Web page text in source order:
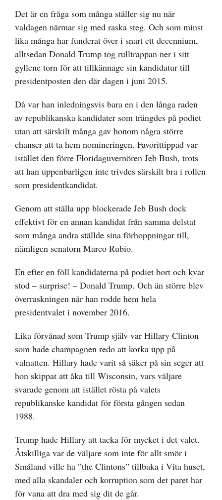
Det är en fråga som många ställer sig nu när
valdagen närmar sig med raska steg. Och som minst
lika många har funderat över i snart ett decennium,
alltsedan Donald Trump tog rulltrappan ner i sitt
gyllene torn för att tillkännage sin kandidatur till
presidentposten den där dagen i juni 2015.
Då var han inledningsvis bara en i den långa raden
av republikanska kandidater som trängdes på podiet
utan att särskilt många gav honom några större
chanser att ta hem nomineringen. Favorittippad var
istället den förre Floridaguvernören Jeb Bush, trots
att han uppenbarligen inte trivdes särskilt bra i rollen
som presidentkandidat.
Genom att ställa upp blockerade Jeb Bush dock
effektivt för en annan kandidat från samma delstat
som många andra ställde sina förhoppningar till,
nämligen senatorn Marco Rubio.
En efter en föll kandidaterna på podiet bort och kvar
stod – surprise! – Donald Trump. Och än större blev
överraskningen när han rodde hem hela
presidentvalet i november 2016.
Lika förvånad som Trump själv var Hillary Clinton
som hade champagnen redo att korka upp på
valnatten. Hillary hade varit så säker på sin seger att
hon skippat att åka till Wisconsin, vars väljare
svarade genom att istället rösta på valets
republikanske kandidat för första gången sedan
1988.
Trump hade Hillary att tacka för mycket i det valet.
Åtskilliga var de väljare som inte för allt smör i
Småland ville ha ”the Clintons” tillbaka i Vita huset,
med alla skandaler och korruption som det paret har
för vana att dra med sig dit de går.